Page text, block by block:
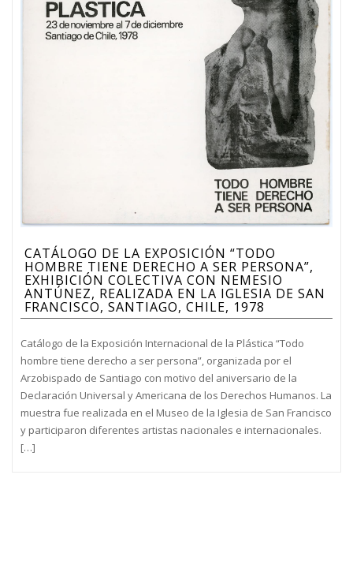
CATÁLOGO DE LA EXPOSICIÓN “TODO
HOMBRE TIENE DERECHO A SER PERSONA”,
EXHIBICIÓN COLECTIVA CON NEMESIO
ANTÚNEZ, REALIZADA EN LA IGLESIA DE SAN
FRANCISCO, SANTIAGO, CHILE, 1978
Catálogo de la Exposición Internacional de la Plástica “Todo
hombre tiene derecho a ser persona”, organizada por el
Arzobispado de Santiago con motivo del aniversario de la
Declaración Universal y Americana de los Derechos Humanos. La
muestra fue realizada en el Museo de la Iglesia de San Francisco
y participaron diferentes artistas nacionales e internacionales.
[…]